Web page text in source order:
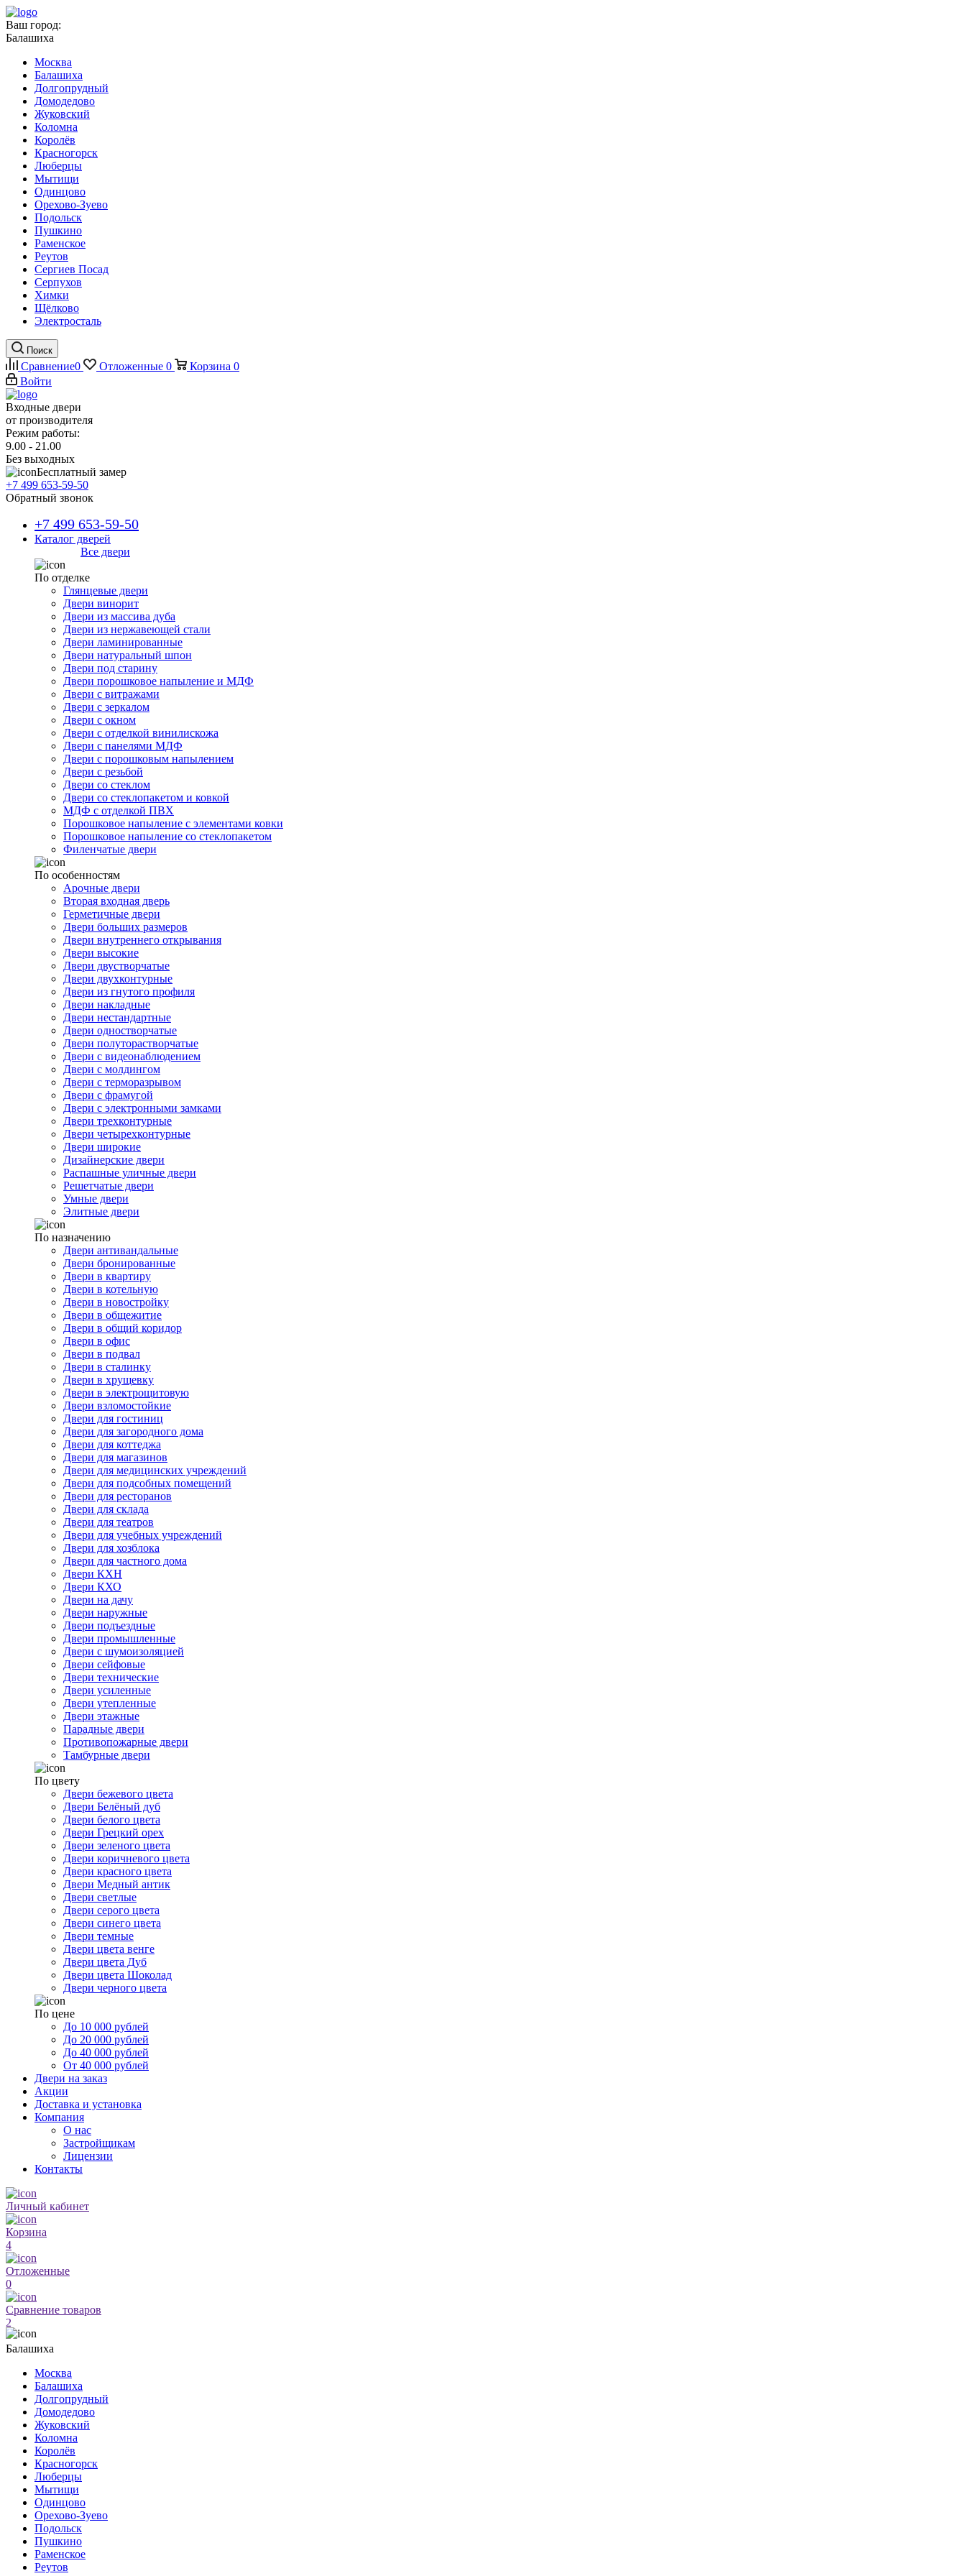
Ваш город:
Балашиха
Москва
Балашиха
Долгопрудный
Домодедово
Жуковский
Коломна
Королёв
Красногорск
Люберцы
Мытищи
Одинцово
Орехово-Зуево
Подольск
Пушкино
Раменское
Реутов
Сергиев Посад
Серпухов
Химки
Щёлково
Электросталь
Поиск
Сравнение0 Отложенные 0 Корзина 0
Войти
Входные двери
от производителя
Режим работы:
9.00 - 21.00
Без выходных
Бесплатный замер
+7 499 653-59-50
Обратный звонок
+7 499 653-59-50
Каталог дверей
Все двери
По отделке
Глянцевые двери
Двери винорит
Двери из массива дуба
Двери из нержавеющей стали
Двери ламинированные
Двери натуральный шпон
Двери под старину
Двери порошковое напыление и МДФ
Двери с витражами
Двери с зеркалом
Двери с окном
Двери с отделкой винилискожа
Двери с панелями МДФ
Двери с порошковым напылением
Двери с резьбой
Двери со стеклом
Двери со стеклопакетом и ковкой
МДФ с отделкой ПВХ
Порошковое напыление с элементами ковки
Порошковое напыление со стеклопакетом
Филенчатые двери
По особенностям
Арочные двери
Вторая входная дверь
Герметичные двери
Двери больших размеров
Двери внутреннего открывания
Двери высокие
Двери двустворчатые
Двери двухконтурные
Двери из гнутого профиля
Двери накладные
Двери нестандартные
Двери одностворчатые
Двери полуторастворчатые
Двери с видеонаблюдением
Двери с молдингом
Двери с терморазрывом
Двери с фрамугой
Двери с электронными замками
Двери трехконтурные
Двери четырехконтурные
Двери широкие
Дизайнерские двери
Распашные уличные двери
Решетчатые двери
Умные двери
Элитные двери
По назначению
Двери антивандальные
Двери бронированные
Двери в квартиру
Двери в котельную
Двери в новостройку
Двери в общежитие
Двери в общий коридор
Двери в офис
Двери в подвал
Двери в сталинку
Двери в хрущевку
Двери в электрощитовую
Двери взломостойкие
Двери для гостиниц
Двери для загородного дома
Двери для коттеджа
Двери для магазинов
Двери для медицинских учреждений
Двери для подсобных помещений
Двери для ресторанов
Двери для склада
Двери для театров
Двери для учебных учреждений
Двери для хозблока
Двери для частного дома
Двери КХН
Двери КХО
Двери на дачу
Двери наружные
Двери подъездные
Двери промышленные
Двери с шумоизоляцией
Двери сейфовые
Двери технические
Двери усиленные
Двери утепленные
Двери этажные
Парадные двери
Противопожарные двери
Тамбурные двери
По цвету
Двери бежевого цвета
Двери Белёный дуб
Двери белого цвета
Двери Грецкий орех
Двери зеленого цвета
Двери коричневого цвета
Двери красного цвета
Двери Медный антик
Двери светлые
Двери серого цвета
Двери синего цвета
Двери темные
Двери цвета венге
Двери цвета Дуб
Двери цвета Шоколад
Двери черного цвета
По цене
До 10 000 рублей
До 20 000 рублей
До 40 000 рублей
От 40 000 рублей
Двери на заказ
Акции
Доставка и установка
Компания
О нас
Застройщикам
Лицензии
Контакты
Личный кабинет
Корзина
4
Отложенные
0
Сравнение товаров
2
Балашиха
Москва
Балашиха
Долгопрудный
Домодедово
Жуковский
Коломна
Королёв
Красногорск
Люберцы
Мытищи
Одинцово
Орехово-Зуево
Подольск
Пушкино
Раменское
Реутов